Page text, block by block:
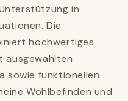
in
Die
hochwertiges
ausgewählten
sowie funktionellen
Wohlbefinden und